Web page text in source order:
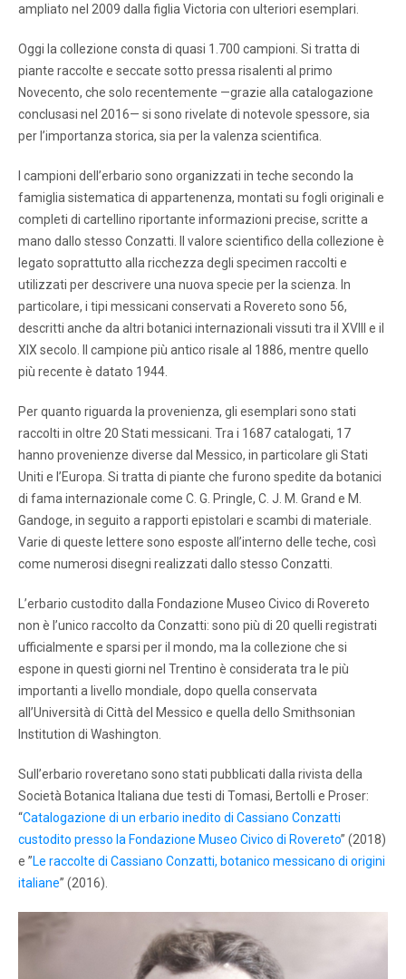
ampliato nel 2009 dalla figlia Victoria con ulteriori esemplari.
Oggi la collezione consta di quasi 1.700 campioni. Si tratta di
piante raccolte e seccate sotto pressa risalenti al primo
Novecento, che solo recentemente —grazie alla catalogazione
conclusasi nel 2016— si sono rivelate di notevole spessore, sia
per l’importanza storica, sia per la valenza scientifica.
I campioni dell’erbario sono organizzati in teche secondo la
famiglia sistematica di appartenenza, montati su fogli originali e
completi di cartellino riportante informazioni precise, scritte a
mano dallo stesso Conzatti. Il valore scientifico della collezione è
legato soprattutto alla ricchezza degli specimen raccolti e
utilizzati per descrivere una nuova specie per la scienza. In
particolare, i tipi messicani conservati a Rovereto sono 56,
descritti anche da altri botanici internazionali vissuti tra il XVIII e il
XIX secolo. Il campione più antico risale al 1886, mentre quello
più recente è datato 1944.
Per quanto riguarda la provenienza, gli esemplari sono stati
raccolti in oltre 20 Stati messicani. Tra i 1687 catalogati, 17
hanno provenienze diverse dal Messico, in particolare gli Stati
Uniti e l’Europa. Si tratta di piante che furono spedite da botanici
di fama internazionale come C. G. Pringle, C. J. M. Grand e M.
Gandoge, in seguito a rapporti epistolari e scambi di materiale.
Varie di queste lettere sono esposte all’interno delle teche, così
come numerosi disegni realizzati dallo stesso Conzatti.
L’erbario custodito dalla Fondazione Museo Civico di Rovereto
non è l’unico raccolto da Conzatti: sono più di 20 quelli registrati
ufficialmente e sparsi per il mondo, ma la collezione che si
espone in questi giorni nel Trentino è considerata tra le più
importanti a livello mondiale, dopo quella conservata
all’Università di Città del Messico e quella dello Smithsonian
Institution di Washington.
Sull’erbario roveretano sono stati pubblicati dalla rivista della
Società Botanica Italiana due testi di Tomasi, Bertolli e Proser:
“Catalogazione di un erbario inedito di Cassiano Conzatti
custodito presso la Fondazione Museo Civico di Rovereto” (2018)
e ”Le raccolte di Cassiano Conzatti, botanico messicano di origini
italiane” (2016).